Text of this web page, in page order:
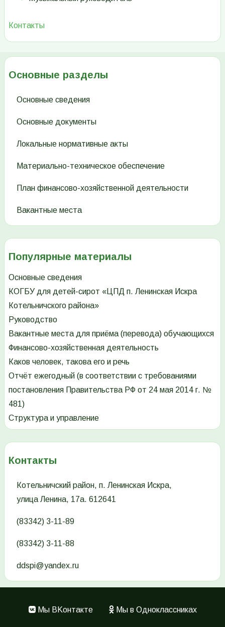
Контакты
Основные разделы
Основные сведения
Основные документы
Локальные нормативные акты
Материально-техническое обеспечение
План финансово-хозяйственной деятельности
Вакантные места
Популярные материалы
Основные сведения
КОГБУ для детей-сирот «ЦПД п. Ленинская Искра
Котельничского района»
Руководство
Вакантные места для приёма (перевода) обучающихся
Финансово-хозяйственная деятельность
Каков человек, такова его и речь
Отчёт ежегодный (в соответствии с требованиями
постановления Правительства РФ от 24 мая 2014 г. №
481)
Структура и управление
Контакты
Котельничский район, п. Ленинская Искра,
улица Ленина, 17а. 612641
(83342) 3-11-89
(83342) 3-11-88
ddspi@yandex.ru
Меню
Мы ВKонтакте Мы в Одноклассниках